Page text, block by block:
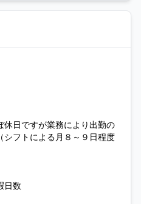
日ですが業務により出勤の
トによる月８～９日程度
日数